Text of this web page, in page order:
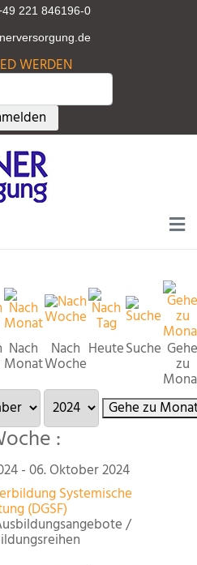
221 846196-0
e
WERDEN
Type 2 or more characters for
Nach
Monat
Nach
Woche
HeuteSuche Gehe
zu
Gehe zu
:
- 06. Oktober 2024
Systemische
(DGSF)
/